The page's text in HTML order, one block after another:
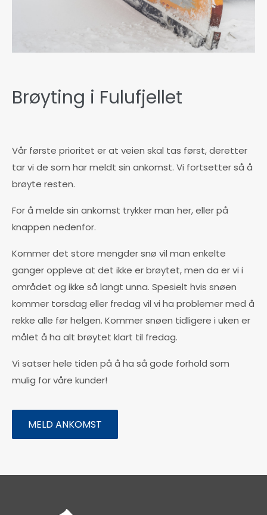
Brøyting i Fulufjellet
Vår første prioritet er at veien skal tas først, deretter
tar vi de som har meldt sin ankomst. Vi fortsetter så å
brøyte resten.
For å melde sin ankomst trykker man her, eller på
knappen nedenfor.
Kommer det store mengder snø vil man enkelte
ganger oppleve at det ikke er brøytet, men da er vi i
området og ikke så langt unna. Spesielt hvis snøen
kommer torsdag eller fredag vil vi ha problemer med å
rekke alle før helgen. Kommer snøen tidligere i uken er
målet å ha alt brøytet klart til fredag.
Vi satser hele tiden på å ha så gode forhold som
mulig for våre kunder!
MELD ANKOMST